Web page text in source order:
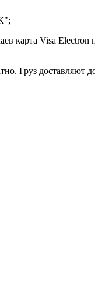
карта Visa Electron
Груз доставляют